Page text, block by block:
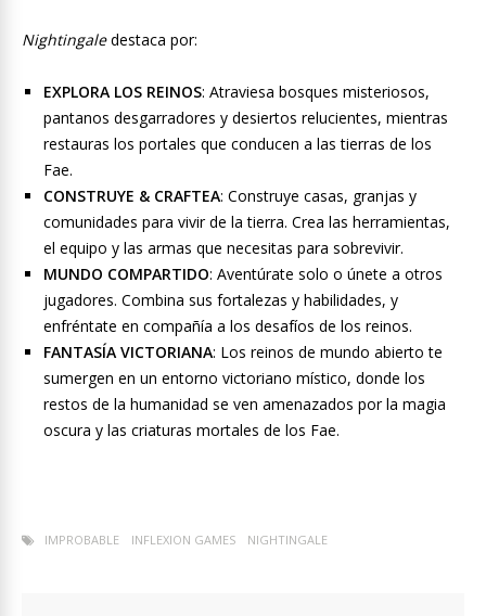
Nightingaledestaca por:
EXPLORA LOS REINOS: Atraviesa bosques misteriosos,
pantanos desgarradores y desiertos relucientes, mientras
restauras los portales que conducen a las tierras de los
Fae.
CONSTRUYE & CRAFTEA: Construye casas, granjas y
comunidades para vivir de la tierra. Crea las herramientas,
el equipo y las armas que necesitas para sobrevivir.
MUNDO COMPARTIDO: Aventúrate solo o únete a otros
jugadores. Combina sus fortalezas y habilidades, y
enfréntate en compañía a los desafíos de los reinos.
FANTASÍA VICTORIANA: Los reinos de mundo abierto te
sumergen en un entorno victoriano místico, donde los
restos de la humanidad se ven amenazados por la magia
oscura y las criaturas mortales de los Fae.
IMPROBABLE INFLEXION GAMES NIGHTINGALE